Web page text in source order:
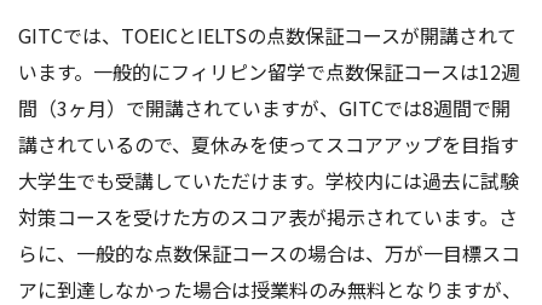
GITCでは、TOEICとIELTSの点数保証コースが開講されて
います。一般的にフィリピン留学で点数保証コースは12週
間（3ヶ月）で開講されていますが、GITCでは8週間で開
講されているので、夏休みを使ってスコアアップを目指す
大学生でも受講していただけます。学校内には過去に試験
対策コースを受けた方のスコア表が掲示されています。さ
らに、一般的な点数保証コースの場合は、万が一目標スコ
アに到達しなかった場合は授業料のみ無料となりますが、